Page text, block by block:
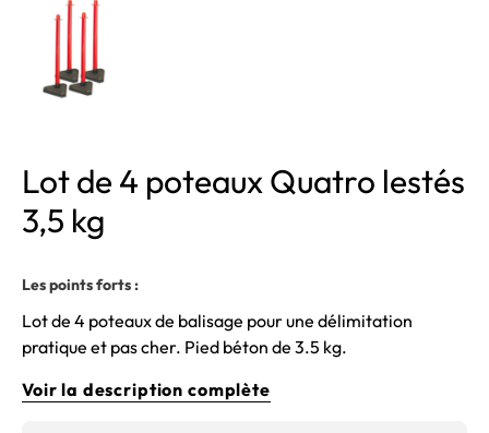
Lot de 4 poteaux Quatro lestés
3,5 kg
Les points forts :
Lot de 4 poteaux de balisage pour une délimitation
pratique et pas cher. Pied béton de 3.5 kg.
Voir la description complète